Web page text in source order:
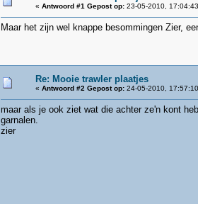
« Antwoord #1 Gepost op: 23-05-2010,
Maar het zijn wel knappe besommingen Zier,
Re: Mooie trawler plaatjes
« Antwoord #2 Gepost op: 24-05-2010,
maar als je ook ziet wat die achter ze'n kont
garnalen.
zier